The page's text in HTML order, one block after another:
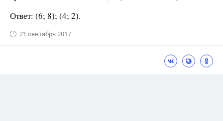
Ответ: (6; 8); (4; 2).
21 сентября 2017